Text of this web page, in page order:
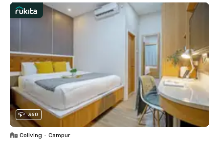
360
Coliving • Campur